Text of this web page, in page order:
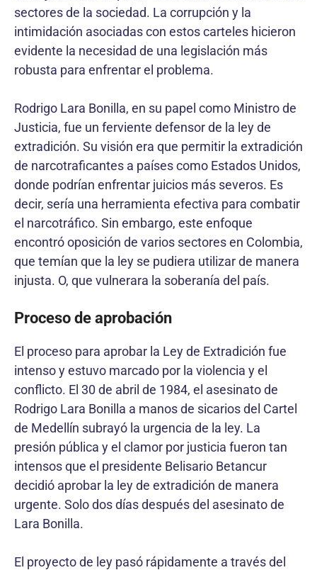
sectores de la sociedad. La corrupción y la
intimidación asociadas con estos carteles hicieron
evidente la necesidad de una legislación más
robusta para enfrentar el problema.
Rodrigo Lara Bonilla, en su papel como Ministro de
Justicia, fue un ferviente defensor de la ley de
extradición. Su visión era que permitir la extradición
de narcotraficantes a países como Estados Unidos,
donde podrían enfrentar juicios más severos. Es
decir, sería una herramienta efectiva para combatir
el narcotráfico. Sin embargo, este enfoque
encontró oposición de varios sectores en Colombia,
que temían que la ley se pudiera utilizar de manera
injusta. O, que vulnerara la soberanía del país.
Proceso de aprobación
El proceso para aprobar la Ley de Extradición fue
intenso y estuvo marcado por la violencia y el
conflicto. El 30 de abril de 1984, el asesinato de
Rodrigo Lara Bonilla a manos de sicarios del Cartel
de Medellín subrayó la urgencia de la ley. La
presión pública y el clamor por justicia fueron tan
intensos que el presidente Belisario Betancur
decidió aprobar la ley de extradición de manera
urgente. Solo dos días después del asesinato de
Lara Bonilla.
El proyecto de ley pasó rápidamente a través del